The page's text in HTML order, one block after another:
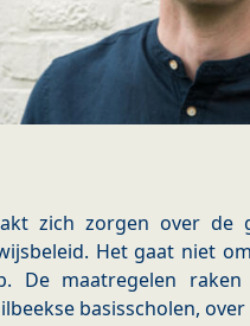
zich zorgen over de
Het gaat niet
De maatregelen
basisscholen,